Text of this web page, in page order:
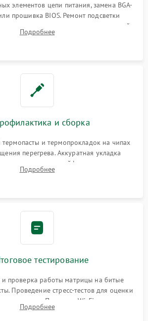
элементов цепи питания, замена BGA-
прошивка BIOS. Ремонт подсветки
накопителя на скоростной
новых модулей памяти.
Подробнее
и сборка
и термопрокладок на чипах
перегрева. Аккуратная укладка
хрупких шлейфов матрицы и
всех элементов внутри корпуса
Подробнее
тестирование
и проверка работы матрицы на битые
Проведение стресс-тестов для оценки
охлаждения. Проверка Wi-Fi, камеры,
портов перед выдачей устройства.
Подробнее